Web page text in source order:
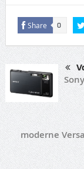
Share 0
moderne